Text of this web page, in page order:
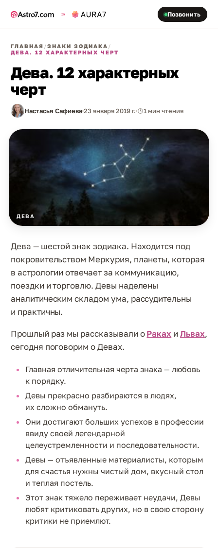
Позвонить
ГЛАВНАЯ /ЗНАКИ ЗОДИАКА /
ДЕВА. 12 ХАРАКТЕРНЫХ ЧЕРТ
Дева. 12 характерных
черт
Настасья Сафиева23 января 2019 г. 1 мин чтения
ДЕВА
Дева — шестой знак зодиака. Находится под
покровительством Меркурия, планеты, которая
в астрологии отвечает за коммуникацию,
поездки и торговлю. Девы наделены
аналитическим складом ума, рассудительны
и практичны.
Прошлый раз мы рассказывали оРаках иЛьвах,
сегодня поговорим о Девах.
Главная отличительная черта знака — любовь
к порядку.
Девы прекрасно разбираются в людях,
их сложно обмануть.
Они достигают больших успехов в профессии
ввиду своей легендарной
целеустремленности и последовательности.
Девы — отъявленные материалисты, которым
для счастья нужны чистый дом, вкусный стол
и теплая постель.
Этот знак тяжело переживает неудачи, Девы
любят критиковать других, но в свою сторону
критики не приемлют.